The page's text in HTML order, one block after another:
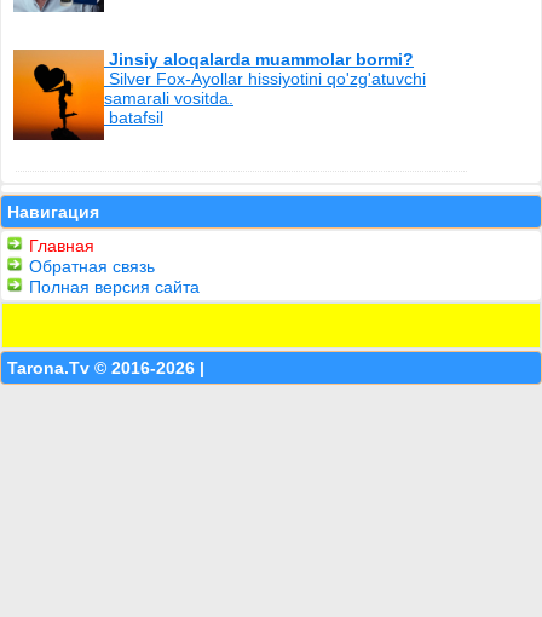
Jinsiy aloqalarda muammolar bormi?
Silver Fox-Ayollar hissiyotini qo'zg'atuvchi
samarali vositda.
batafsil
Навигация
Главная
Обратная связь
Полная версия сайта
Tarona.Tv © 2016-2026 |